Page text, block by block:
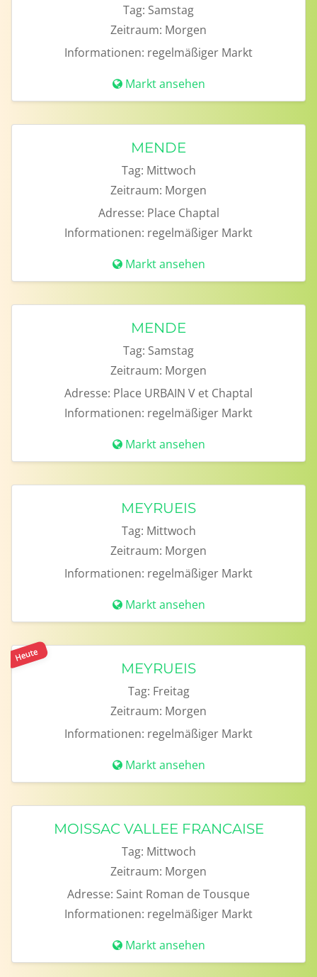
Tag: Samstag
Zeitraum: Morgen
Informationen: regelmäßiger Markt
Markt ansehen
MENDE
Tag: Mittwoch
Zeitraum: Morgen
Adresse: Place Chaptal
Informationen: regelmäßiger Markt
Markt ansehen
MENDE
Tag: Samstag
Zeitraum: Morgen
Adresse: Place URBAIN V et Chaptal
Informationen: regelmäßiger Markt
Markt ansehen
MEYRUEIS
Tag: Mittwoch
Zeitraum: Morgen
Informationen: regelmäßiger Markt
Markt ansehen
Heute
MEYRUEIS
Tag: Freitag
Zeitraum: Morgen
Informationen: regelmäßiger Markt
Markt ansehen
MOISSAC VALLEE FRANCAISE
Tag: Mittwoch
Zeitraum: Morgen
Adresse: Saint Roman de Tousque
Informationen: regelmäßiger Markt
Markt ansehen